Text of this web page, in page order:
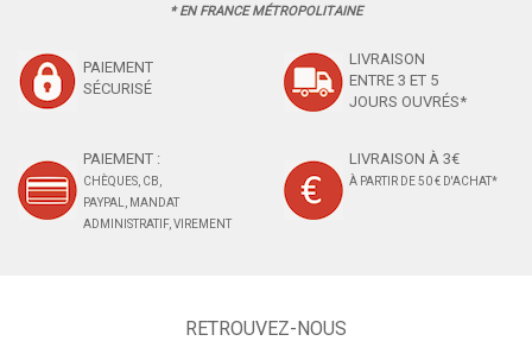
* EN FRANCE MÉTROPOLITAINE
PAIEMENT
SÉCURISÉ
LIVRAISON
ENTRE 3 ET 5
JOURS OUVRÉS*
PAIEMENT :
CHÈQUES, CB,
PAYPAL, MANDAT
ADMINISTRATIF, VIREMENT
LIVRAISON À 3€
À PARTIR DE 50 € D'ACHAT*
RETROUVEZ-NOUS